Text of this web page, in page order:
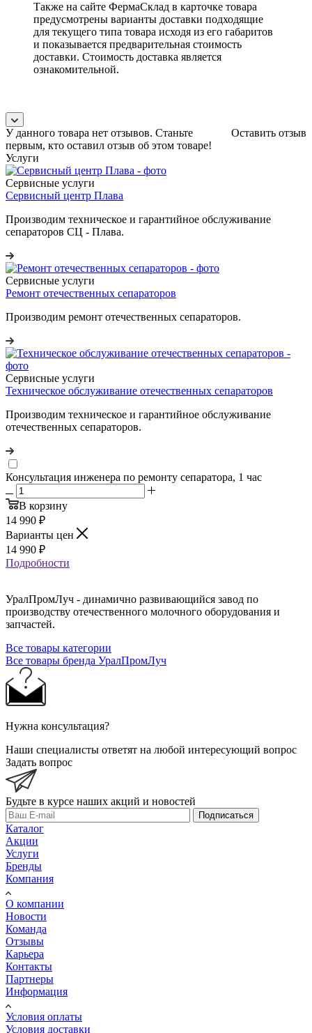
Также на сайте ФермаСклад в карточке товара
предусмотрены варианты доставки подходящие
для текущего типа товара исходя из его габаритов
и показывается предварительная стоимость
доставки. Стоимость доставка является
ознакомительной.
Оставить отзыв
У данного товара нет отзывов. Станьте
первым, кто оставил отзыв об этом товаре!
Услуги
Сервисные услуги
Сервисный центр Плава
Производим техническое и гарантийное обслуживание
сепараторов СЦ - Плава.
Сервисные услуги
Ремонт отечественных сепараторов
Производим ремонт отечественных сепараторов.
Сервисные услуги
Техническое обслуживание отечественных сепараторов
Производим техническое и гарантийное обслуживание
отечественных сепараторов.
Консультация инженера по ремонту сепаратора, 1 час
В корзину
14 990 ₽
Варианты цен
14 990 ₽
Подробности
УралПромЛуч - динамично развивающийся завод по
производству отечественного молочного оборудования и
запчастей.
Все товары категории
Все товары бренда УралПромЛуч
Нужна консультация?
Наши специалисты ответят на любой интересующий вопрос
Задать вопрос
Будьте в курсе наших акций и новостей
Подписаться
Каталог
Акции
Услуги
Бренды
Компания
О компании
Новости
Команда
Отзывы
Карьера
Контакты
Партнеры
Информация
Условия оплаты
Условия доставки